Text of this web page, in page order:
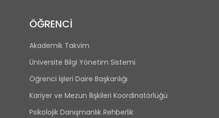
ÖĞRENCİ
Akademik Takvim
Üniversite Bilgi Yönetim Sistemi
Öğrenci İşleri Daire Başkanlığı
Kariyer ve Mezun İlişkileri Koordinatörlüğü
Psikolojik Danışmanlık Rehberlik